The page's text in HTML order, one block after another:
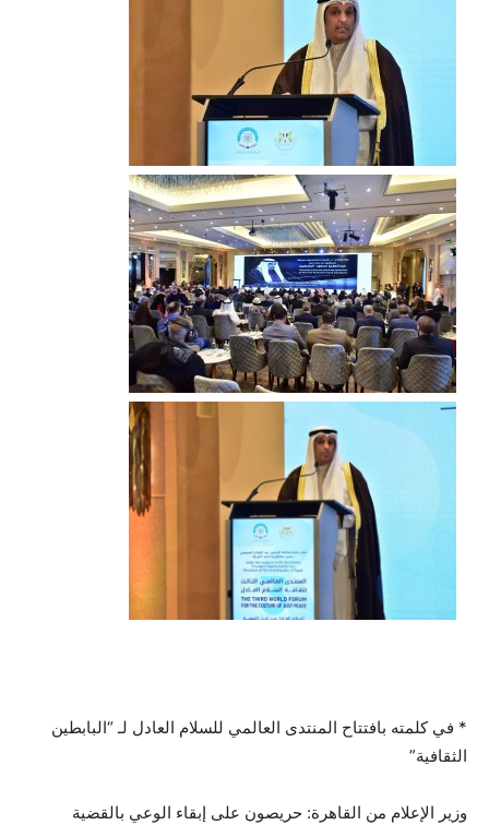
* في كلمته بافتتاح المنتدى العالمي للسلام العادل لـ “البابطين
الثقافية”
وزير الإعلام من القاهرة: حريصون على إبقاء الوعي بالقضية